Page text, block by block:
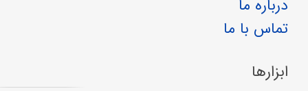
درباره ما
تماس با ما
ابزارها